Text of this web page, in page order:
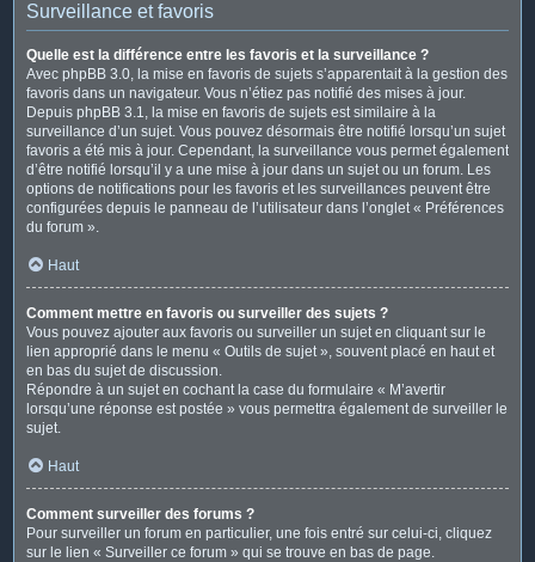
Surveillance et favoris
Quelle est la différence entre les favoris et la surveillance ?
Avec phpBB 3.0, la mise en favoris de sujets s’apparentait à la gestion des
favoris dans un navigateur. Vous n’étiez pas notifié des mises à jour.
Depuis phpBB 3.1, la mise en favoris de sujets est similaire à la
surveillance d’un sujet. Vous pouvez désormais être notifié lorsqu’un sujet
favoris a été mis à jour. Cependant, la surveillance vous permet également
d’être notifié lorsqu’il y a une mise à jour dans un sujet ou un forum. Les
options de notifications pour les favoris et les surveillances peuvent être
configurées depuis le panneau de l’utilisateur dans l’onglet « Préférences
du forum ».
Haut
Comment mettre en favoris ou surveiller des sujets ?
Vous pouvez ajouter aux favoris ou surveiller un sujet en cliquant sur le
lien approprié dans le menu « Outils de sujet », souvent placé en haut et
en bas du sujet de discussion.
Répondre à un sujet en cochant la case du formulaire « M’avertir
lorsqu’une réponse est postée » vous permettra également de surveiller le
sujet.
Haut
Comment surveiller des forums ?
Pour surveiller un forum en particulier, une fois entré sur celui-ci, cliquez
sur le lien « Surveiller ce forum » qui se trouve en bas de page.